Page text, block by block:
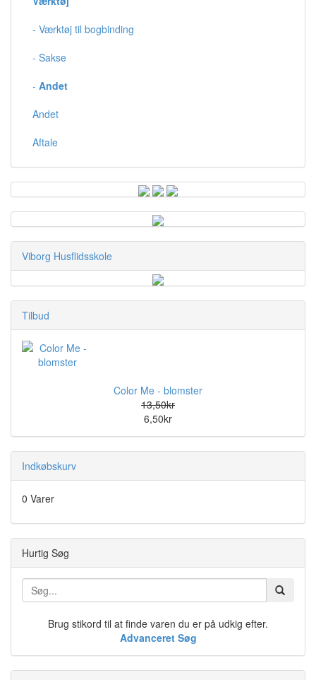
- Værktøj til bogbinding
- Sakse
- Andet
Andet
Aftale
Viborg Husflidsskole
Tilbud
Color Me - blomster
13,50kr
6,50kr
Indkøbskurv
0 Varer
Hurtig Søg
Brug stikord til at finde varen du er på udkig efter.
Advanceret Søg